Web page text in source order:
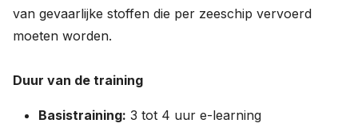
van gevaarlijke stoffen die per zeeschip vervoerd
moeten worden.
Duur van de training
Basistraining: 3 tot 4 uur e-learning